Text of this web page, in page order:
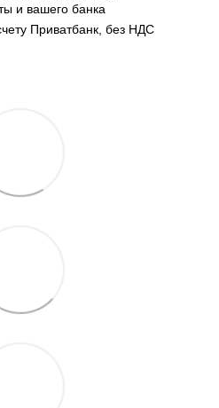
и вашего банка
Приватбанк, без НДС